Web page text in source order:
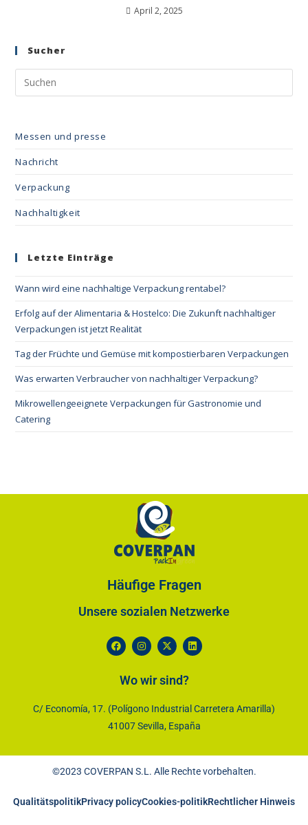
April 2, 2025
Sucher
Messen und presse
Nachricht
Verpackung
Nachhaltigkeit
Letzte Einträge
Wann wird eine nachhaltige Verpackung rentabel?
Erfolg auf der Alimentaria & Hostelco: Die Zukunft nachhaltiger
Verpackungen ist jetzt Realität
Tag der Früchte und Gemüse mit kompostierbaren Verpackungen
Was erwarten Verbraucher von nachhaltiger Verpackung?
Mikrowellengeeignete Verpackungen für Gastronomie und
Catering
Häufige Fragen
Unsere sozialen Netzwerke
Wo wir sind?
C/ Economía, 17. (Polígono Industrial Carretera Amarilla)
41007 Sevilla, España
©2023 COVERPAN S.L. Alle Rechte vorbehalten.
QualitätspolitikPrivacy policyCookies-politikRechtlicher Hinweis